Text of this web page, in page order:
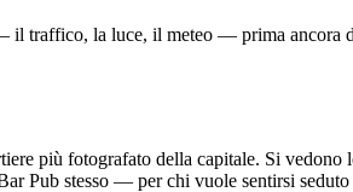
traffico, la luce, il meteo — prima ancora
più fotografato della capitale. Si
Pub stesso — per chi vuole sentirsi seduto